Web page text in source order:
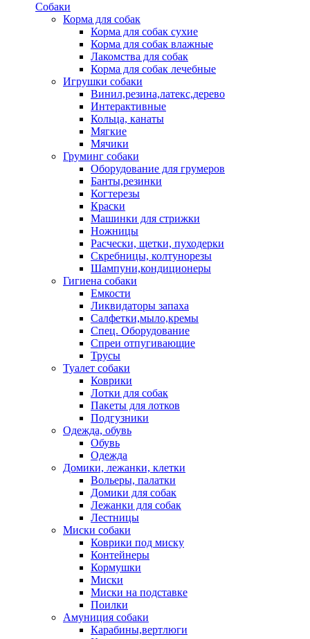
Собаки
Корма для собак
Корма для собак сухие
Корма для собак влажные
Лакомства для собак
Корма для собак лечебные
Игрушки собаки
Винил,резина,латекс,дерево
Интерактивные
Кольца, канаты
Мягкие
Мячики
Груминг собаки
Оборудование для грумеров
Банты,резинки
Когтерезы
Краски
Машинки для стрижки
Ножницы
Расчески, щетки, пуходерки
Скребницы, колтунорезы
Шампуни,кондиционеры
Гигиена собаки
Емкости
Ликвидаторы запаха
Салфетки,мыло,кремы
Спец. Оборудование
Спреи отпугивающие
Трусы
Туалет собаки
Коврики
Лотки для собак
Пакеты для лотков
Подгузники
Одежда, обувь
Обувь
Одежда
Домики, лежанки, клетки
Вольеры, палатки
Домики для собак
Лежанки для собак
Лестницы
Миски собаки
Коврики под миску
Контейнеры
Кормушки
Миски
Миски на подставке
Поилки
Амуниция собаки
Карабины,вертлюги